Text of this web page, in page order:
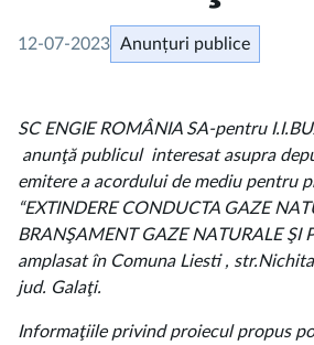
12-07-2023 Anunțuri publice
SC ENGIE ROMÂNIA SA-pentru
anunţă publicul interesat asupra
emitere a acordului de mediu pentru
“EXTINDERE CONDUCTA GAZE
BRANŞAMENT GAZE NATURALE ŞI
amplasat în Comuna Liesti ,
jud. Galaţi.
Informaţiile privind proiecul propus